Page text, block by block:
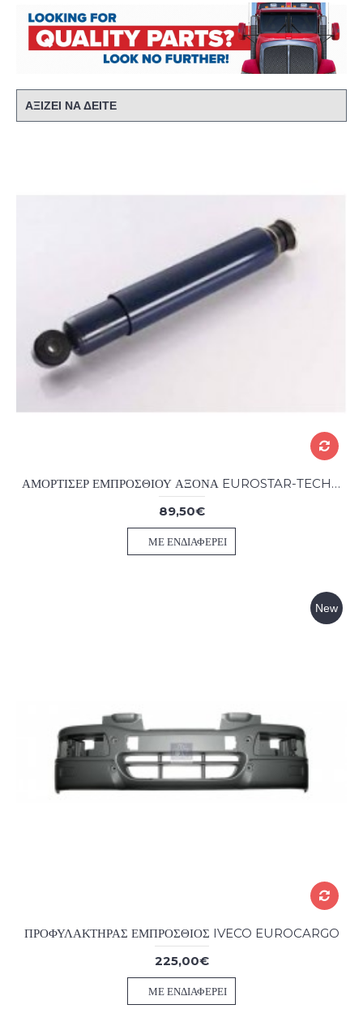
ΑΞΙΖΕΙ ΝΑ ΔΕΙΤΕ
ΑΜΟΡΤΙΣΕΡ ΕΜΠΡΟΣΘΙΟΥ ΑΞΟΝΑ EUROSTAR-TECH-STRALIS
89,50€
ΜΕ ΕΝΔΙΑΦΈΡΕΙ
New
ΠΡΟΦΥΛΑΚΤΗΡΑΣ ΕΜΠΡΟΣΘΙΟΣ IVECO EUROCARGO
225,00€
ΜΕ ΕΝΔΙΑΦΈΡΕΙ